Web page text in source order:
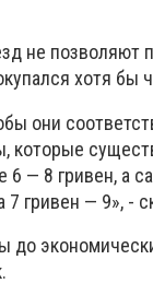
не позволяют
хотя бы
они
которые
6 — 8 гривен, а
гривен — 9», -